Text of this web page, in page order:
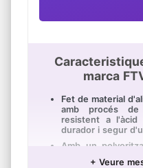
marca
Fet de material
amb procés de
resistent a
durador i segur
Amb un
+ Veure